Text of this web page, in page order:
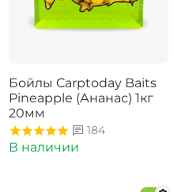
Бойлы Carptoday Baits
Pineapple (Ананас) 1кг
20мм
184
В наличии